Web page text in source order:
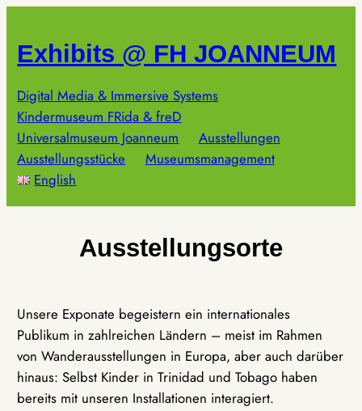
springen
Exhibits @ FH JOANNEUM
Digital Media & Immersive Systems
Kindermuseum FRida & freD
Universalmuseum Joanneum
Ausstellungen
Ausstellungsstücke
Museumsmanagement
English
Ausstellungsorte
Unsere Exponate begeistern ein internationales
Publikum in zahlreichen Ländern – meist im Rahmen
von Wanderausstellungen in Europa, aber auch darüber
hinaus: Selbst Kinder in Trinidad und Tobago haben
bereits mit unseren Installationen interagiert.